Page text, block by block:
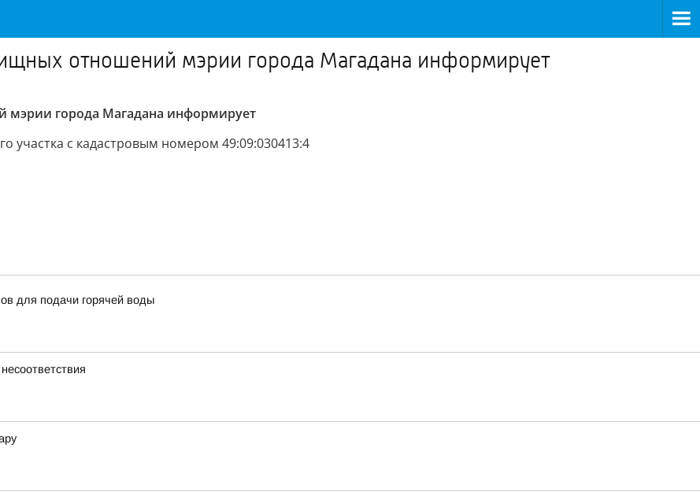
отношений мэрии города Магадана информирует
города Магадана информирует
участка с кадастровым номером 49:09:030413:4
для подачи горячей воды